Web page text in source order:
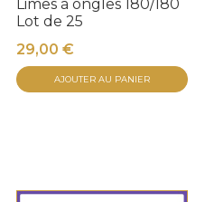
Limes à ongles 180/180
Lot de 25
29,00 €
AJOUTER AU PANIER